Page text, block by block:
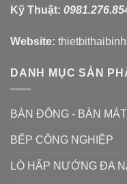
Kỹ Thuật:
Website:
DANH MỤC SẢN
BÀN ĐÔNG - BÀN MÁT
BẾP CÔNG NGHIỆP
LÒ HẤP NƯỚNG ĐA